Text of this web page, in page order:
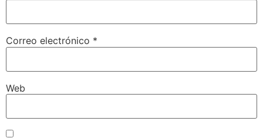
Correo electrónico *
Web